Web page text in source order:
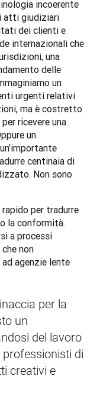
incoerente
atti giudiziari
dei clienti e
internazionali che
una
delle
un
urgenti relativi
ma è costretto
ricevere una
un
centinaia di
Non sono
per tradurre
la conformità.
a processi
non
agenzie lente
per la
un
del lavoro
professionisti di
creativi e